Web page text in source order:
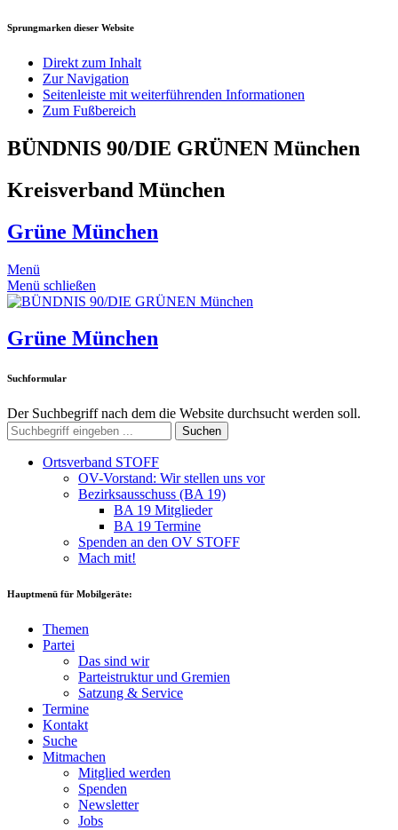
Sprungmarken dieser Website
Direkt zum Inhalt
Zur Navigation
Seitenleiste mit weiterführenden Informationen
Zum Fußbereich
BÜNDNIS 90/DIE GRÜNEN München
Kreisverband München
Grüne München
Menü
Menü schließen
Grüne München
Suchformular
Der Suchbegriff nach dem die Website durchsucht werden soll.
Suchen
Ortsverband STOFF
OV-Vorstand: Wir stellen uns vor
Bezirksausschuss (BA 19)
BA 19 Mitglieder
BA 19 Termine
Spenden an den OV STOFF
Mach mit!
Hauptmenü für Mobilgeräte:
Themen
Partei
Das sind wir
Parteistruktur und Gremien
Satzung & Service
Termine
Kontakt
Suche
Mitmachen
Mitglied werden
Spenden
Newsletter
Jobs